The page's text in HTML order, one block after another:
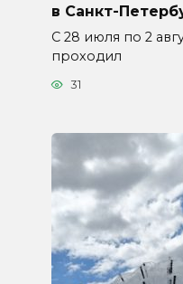
в Санкт-
С 28 июля по 2
проходил
31